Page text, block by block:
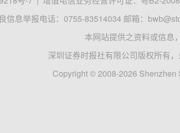
信息举报电话：0755-83514034 邮箱：
本网站提供之资料或信息
深圳证券时报社有限公司版权所有
Copyright © 2008-2026